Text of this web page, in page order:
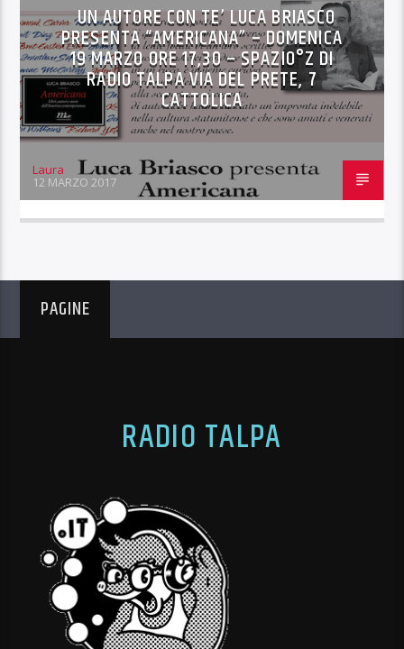
UN AUTORE CON TE’ LUCA BRIASCO
PRESENTA “AMERICANA” – DOMENICA
19 MARZO ORE 17,30 – SPAZIO°Z DI
RADIO TALPA VIA DEL PRETE, 7
CATTOLICA
Laura
12 MARZO 2017
PAGINE
RADIO TALPA